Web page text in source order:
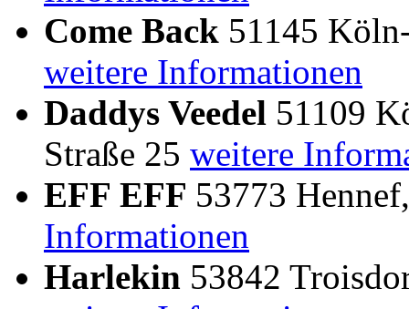
Come Back 51145
weitere Informationen
Daddys Veedel 51109
Straße 25 weitere
EFF EFF 53773
Informationen
Harlekin 53842